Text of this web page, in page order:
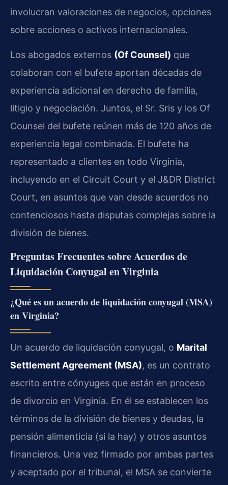
involucran valoraciones de negocios, opciones
sobre acciones o activos internacionales.
Los abogados externos (Of Counsel) que
colaboran con el bufete aportan décadas de
experiencia adicional en derecho de familia,
litigio y negociación. Juntos, el Sr. Sris y los Of
Counsel del bufete reúnen más de 120 años de
experiencia legal combinada. El bufete ha
representado a clientes en todo Virginia,
incluyendo en el Circuit Court y el J&DR District
Court, en asuntos que van desde acuerdos no
contenciosos hasta disputas complejas sobre la
división de bienes.
Preguntas Frecuentes sobre Acuerdos de
Liquidación Conyugal en Virginia
¿Qué es un acuerdo de liquidación conyugal (MSA)
en Virginia?
Un acuerdo de liquidación conyugal, o Marital
Settlement Agreement (MSA), es un contrato
escrito entre cónyuges que están en proceso
de divorcio en Virginia. En él se establecen los
términos de la división de bienes y deudas, la
pensión alimenticia (si la hay) y otros asuntos
financieros. Una vez firmado por ambas partes
y aceptado por el tribunal, el MSA se convierte